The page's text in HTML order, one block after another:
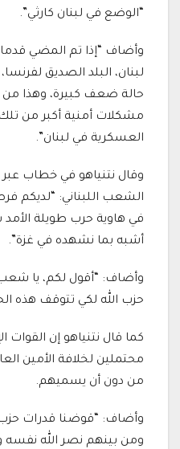
“الوضع في لبنان كارثي”.
وأضاف “إذا تم المضي قدما
لبنان، البلد الصديق
حالة ضعف كبيرة، وهذا من
مشكلات أمنية أكبر من
العسكرية في لبنان”.
وقال نتنياهو في خطاب عبر
الشعب اللبناني: “لديكم
في هاوية حرب طويلة الأمد
أشبه بما نشهده في غزة”.
وأضاف: “أقول لكم، يا شعب
حزب الله لكي تتوقف هذه
كما قال نتنياهو إن
محتملين لخلافة الأمين
من دون أن يسميهم.
وأضاف: “قوضنا قدرات حزب
ومن بينهم نصر الله نفسه